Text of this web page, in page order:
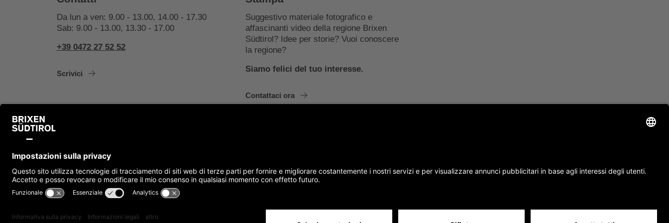
Da lun a ven: 9.00 - 13.00, 14.00 - 17.30
Sab: 9.00 - 13.00, 13.30 - 17.00
+39 0472 27 52 52
Scrivici
Suggestivo materiale fotografico e
affascinanti video della regione Brixen
Südtirol? Idee per storie? Vuoi conoscere
la regione?
Siamo felici del tuo interesse.
Contattaci ora
Note legali Cookie Privacy Accessibilità